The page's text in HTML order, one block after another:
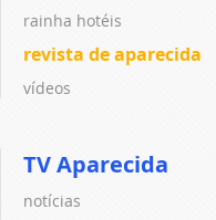
rainha hotéis
revista de aparecida
vídeos
TV Aparecida
notícias